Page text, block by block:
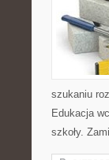
szukaniu
Edukacja
szkoły.